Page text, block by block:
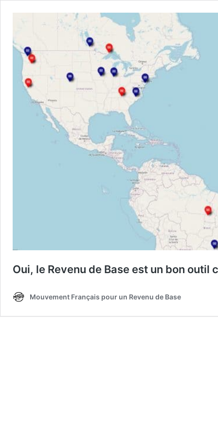
Oui, le Revenu de Base est un bon
Mouvement Français pour un Revenu de Base